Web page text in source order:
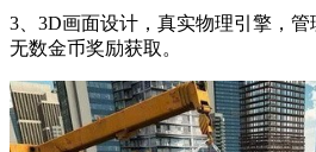
3、3D画面设计，真实物理引擎，管
无数金币奖励获取。